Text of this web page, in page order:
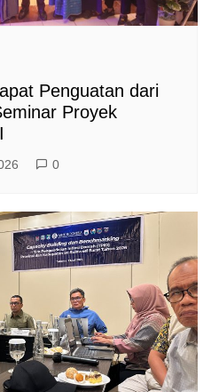
Penguatan dari
Proyek
0